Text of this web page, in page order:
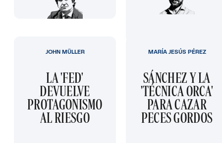
LA 'FED'
DEVUELVE
PROTAGONISMO
AL RIESGO
JOHN MÜLLER
SÁNCHEZ Y LA
'TÉCNICA ORCA'
PARA CAZAR
PECES GORDOS
MARÍA JESÚS PÉREZ